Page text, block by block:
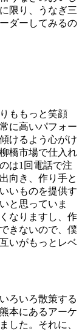
限り、うなぎ三
ダーしてみるの
ももっと笑顔
に高いパフォー
けるよう心がけ
橋市場で仕入れ
は1回電話で注
向き、作り手と
いものを提供す
と思っていま
なりますし、作
きないので、僕
いがもっとレベ
ろいろ散策する
本にあるアーケ
した。それに、